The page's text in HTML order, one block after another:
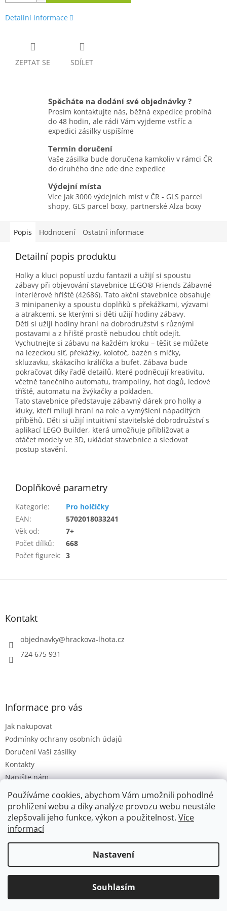
Používáme cookies, abychom Vám umožnili pohodlné
prohlížení webu a díky analýze provozu webu neustále
zlepšovali jeho funkce, výkon a použitelnost. Více
informací
Nastavení
Souhlasím
Detailní informace
ZEPTAT SE SDÍLET
Spěcháte na dodání své objednávky ?
Prosím kontaktujte nás, běžná expedice probíhá
do 48 hodin, ale rádi Vám vyjdeme vstříc a
expedici zásilky uspíšíme
Termín doručení
Vaše zásilka bude doručena kamkoliv v rámci ČR
do druhého dne ode dne expedice
Výdejní místa
Více jak 3000 výdejních míst v ČR - GLS parcel
shopy, GLS parcel boxy, partnerské Alza boxy
Popis Hodnocení Ostatní informace
Detailní popis produktu
Holky a kluci popustí uzdu fantazii a užijí si spoustu
zábavy při objevování stavebnice LEGO® Friends Zábavné
interiérové hřiště (42686). Tato akční stavebnice obsahuje
3 minipanenky a spoustu doplňků s překážkami, výzvami
a atrakcemi, se kterými si děti užijí hodiny zábavy.
Děti si užijí hodiny hraní na dobrodružství s různými
postavami a z hřiště prostě nebudou chtít odejít.
Vychutnejte si zábavu na každém kroku – těšit se můžete
na lezeckou síť, překážky, kolotoč, bazén s míčky,
skluzavku, skákacího králíčka a bufet. Zábava bude
pokračovat díky řadě detailů, které podněcují kreativitu,
včetně tanečního automatu, trampolíny, hot dogů, ledové
tříště, automatu na žvýkačky a pokladen.
Tato stavebnice představuje zábavný dárek pro holky a
kluky, kteří milují hraní na role a vymýšlení nápaditých
příběhů. Děti si užijí intuitivní stavitelské dobrodružství s
aplikací LEGO Builder, která umožňuje přibližovat a
otáčet modely ve 3D, ukládat stavebnice a sledovat
postup stavění.
Doplňkové parametry
Kategorie:
Pro holčičky
EAN:
5702018033241
Věk od:
7+
Počet dílků:
668
Počet figurek: 3
Z
Kontakt
objednavky@hrackova-lhota.cz
724 675 931
Informace pro vás
Jak nakupovat
Podmínky ochrany osobních údajů
Doručení Vaší zásilky
Kontakty
Napište nám
Hodnocení obchodu
Moje objednávka
Copyright 2026Hračková lhota. Všechna práva vyhrazena.
Upravit nastavení cookies